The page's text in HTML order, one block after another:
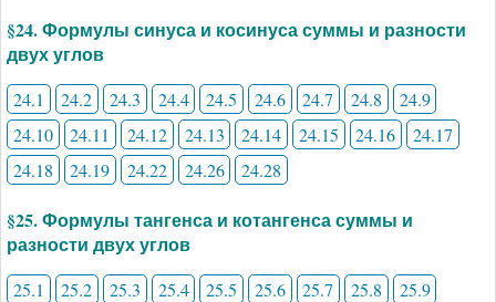
§24. Формулы синуса и косинуса суммы и разности
двух углов
24.1 24.2 24.3 24.4 24.5 24.6 24.7 24.8
24.9
24.10
24.11 24.12 24.13 24.14 24.15 24.16
24.17
24.18
24.19 24.22 24.26 24.28
§25. Формулы тангенса и котангенса суммы и
разности двух углов
25.1 25.2 25.3 25.4 25.5 25.6 25.7 25.8
25.9